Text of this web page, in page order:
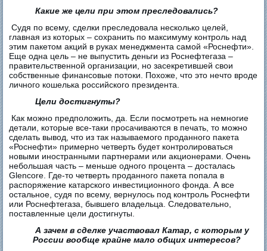
Какие же цели при этом преследовались?
Судя по всему, сделки преследовала несколько целей,
главная из которых – сохранить по максимуму контроль над
этим пакетом акций в руках менеджмента самой «Роснефти».
Еще одна цель – не выпустить деньги из Роснефтегаза –
правительственной организации, но засекретившей свои
собственные финансовые потоки. Похоже, что это нечто вроде
личного кошелька российского президента.
Цели достигнуты?
Как можно предположить, да. Если посмотреть на немногие
детали, которые все-таки просачиваются в печать, то можно
сделать вывод, что из так называемого проданного пакета
«Роснефти» примерно четверть будет контролироваться
новыми иностранными партнерами или акционерами. Очень
небольшая часть – меньше одного процента – досталась
Glencore. Где-то четверть проданного пакета попала в
распоряжение катарского инвестиционного фонда. А все
остальное, судя по всему, вернулось под контроль Роснефти
или Роснефтегаза, бывшего владельца. Следовательно,
поставленные цели достигнуты.
А зачем в сделке участвовал Катар, с которым у
России вообще крайне мало общих интересов?